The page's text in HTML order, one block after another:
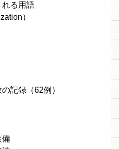
る用語
）
記録（62例）